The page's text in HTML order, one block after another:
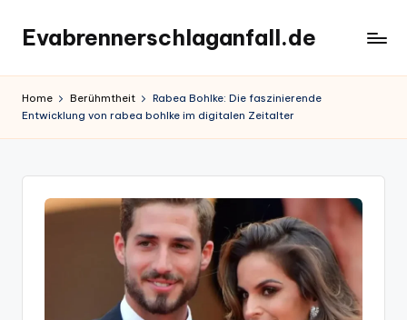
content
Evabrennerschlaganfall.de
Home Berühmtheit
Rabea Bohlke: Die faszinierende
Entwicklung von rabea bohlke im digitalen Zeitalter